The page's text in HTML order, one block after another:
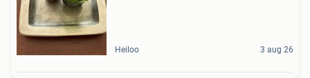
Heiloo 3 aug 26